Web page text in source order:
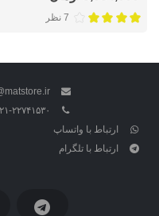
7 نظر
۰۲۱-
ارتباط با واتساپ
ارتباط با تلگرام